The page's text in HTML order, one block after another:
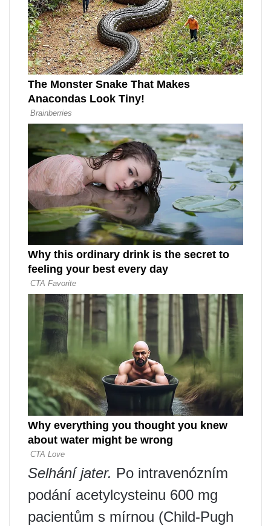
Selhání jater. Po intravenózním
podání acetylcysteinu 600 mg
pacientům s mírnou (Child-Pugh